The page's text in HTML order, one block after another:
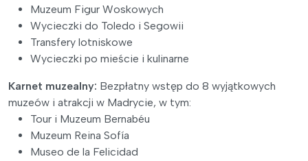
Muzeum Figur Woskowych
Wycieczki do Toledo i Segowii
Transfery lotniskowe
Wycieczki po mieście i kulinarne
Karnet muzealny: Bezpłatny wstęp do 8 wyjątkowych
muzeów i atrakcji w Madrycie, w tym:
Tour i Muzeum Bernabéu
Muzeum Reina Sofía
Museo de la Felicidad